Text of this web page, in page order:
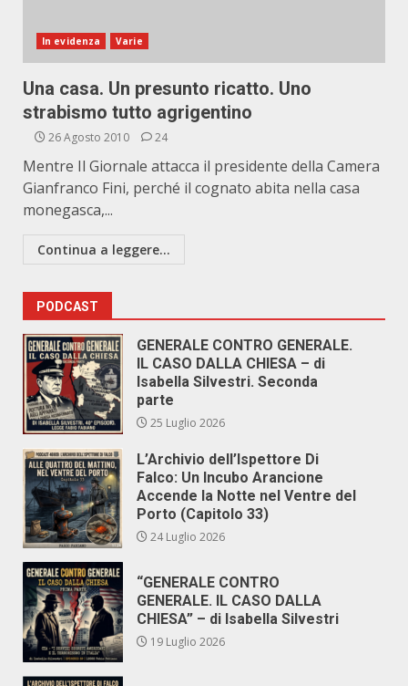
In evidenza Varie
Una casa. Un presunto ricatto. Uno
strabismo tutto agrigentino
26 Agosto 2010 24
Mentre Il Giornale attacca il presidente della Camera
Gianfranco Fini, perché il cognato abita nella casa
monegasca,...
Continua a leggere...
PODCAST
GENERALE CONTRO GENERALE.
IL CASO DALLA CHIESA – di
Isabella Silvestri. Seconda
parte
25 Luglio 2026
L’Archivio dell’Ispettore Di
Falco: Un Incubo Arancione
Accende la Notte nel Ventre del
Porto (Capitolo 33)
24 Luglio 2026
“GENERALE CONTRO
GENERALE. IL CASO DALLA
CHIESA” – di Isabella Silvestri
19 Luglio 2026